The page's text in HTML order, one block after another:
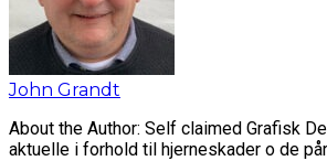
John Grandt
About the Author: Self claimed Grafisk
aktuelle i forhold til hjerneskader o de